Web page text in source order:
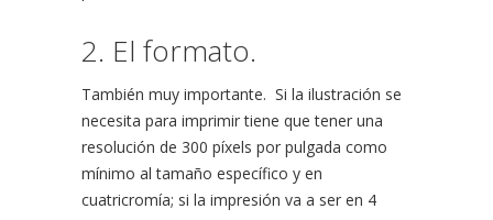
2. El formato.
También muy importante. Si la ilustración se
necesita para imprimir tiene que tener una
resolución de 300 píxels por pulgada como
mínimo al tamaño específico y en
cuatricromía; si la impresión va a ser en 4